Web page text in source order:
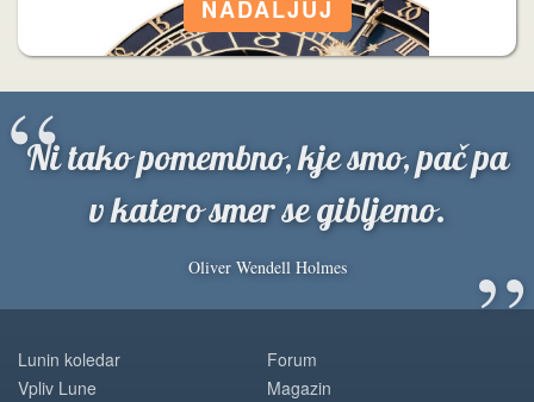
Ni tako pomembno, kje smo, pač pa
v katero smer se gibljemo.
Oliver Wendell Holmes ”
“
Lunin koledar
Vpliv Lune
Forum
Magazin